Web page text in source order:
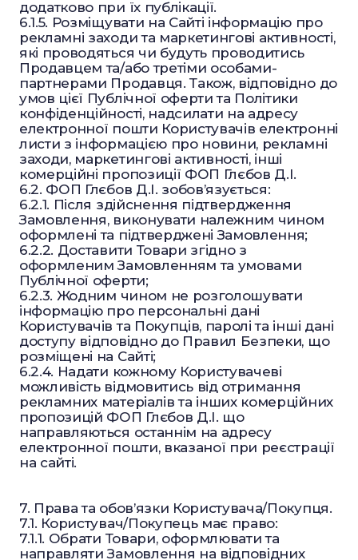
додатково при їх публікації.
6.1.5. Розміщувати на Сайті інформацію про
рекламні заходи та маркетингові активності,
які проводяться чи будуть проводитись
Продавцем та/або третіми особами-
партнерами Продавця. Також, відповідно до
умов цієї Публічної оферти та Політики
конфіденційності, надсилати на адресу
електронної пошти Користувачів електронні
листи з інформацією про новини, рекламні
заходи, маркетингові активності, інші
комерційні пропозиції ФОП Глєбов Д.І.
6.2. ФОП Глєбов Д.І. зобов’язується:
6.2.1. Після здійснення підтвердження
Замовлення, виконувати належним чином
оформлені та підтверджені Замовлення;
6.2.2. Доставити Товари згідно з
оформленим Замовленням та умовами
Публічної оферти;
6.2.3. Жодним чином не розголошувати
інформацію про персональні дані
Користувачів та Покупців, паролі та інші дані
доступу відповідно до Правил Безпеки, що
розміщені на Сайті;
6.2.4. Надати кожному Користувачеві
можливість відмовитись від отримання
рекламних матеріалів та інших комерційних
пропозицій ФОП Глєбов Д.І. що
направляються останнім на адресу
електронної пошти, вказаної при реєстрації
на сайті.
7. Права та обов’язки Користувача/Покупця.
7.1. Користувач/Покупець має право:
7.1.1. Обрати Товари, оформлювати та
направляти Замовлення на відповідних